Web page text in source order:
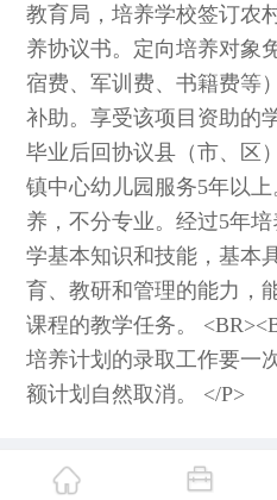
教育局，培养学校签订农
养协议书。定向培养对象
宿费、军训费、书籍费等
补助。享受该项目资助的
毕业后回协议县（市、区
镇中心幼儿园服务5年以
养，不分专业。经过5年
学基本知识和技能，基本
育、教研和管理的能力，
课程的教学任务。
培养计划的录取工作要一
额计划自然取消。 </P>